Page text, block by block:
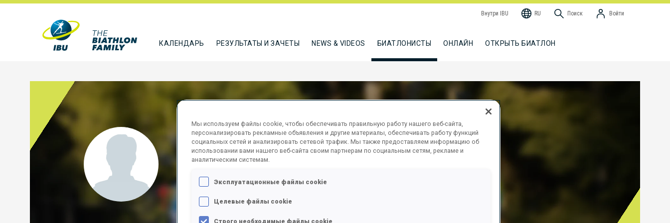
Внутри IBU RU Поиск Войти
КАЛЕНДАРЬ РЕЗУЛЬТАТЫ И ЗАЧЕТЫ NEWS & VIDEOS БИАТЛОНИСТЫ ОНЛАЙН ОТКРЫТЬ БИАТЛОН
KOVALENKO HANNA
ПОДПИСАТЬСЯ
Мы используем файлы cookie, чтобы обеспечивать правильную работу нашего веб-сайта,
персонализировать рекламные объявления и другие материалы, обеспечивать работу функций
социальных сетей и анализировать сетевой трафик. Мы также предоставляем информацию об
использовании вами нашего веб-сайта своим партнерам по социальным сетям, рекламе и
аналитическим системам.
Эксплуатационные файлы cookie
Целевые файлы cookie
Строго необходимые файлы cookie